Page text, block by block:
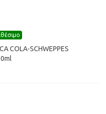
COLA-SCHWEPPES